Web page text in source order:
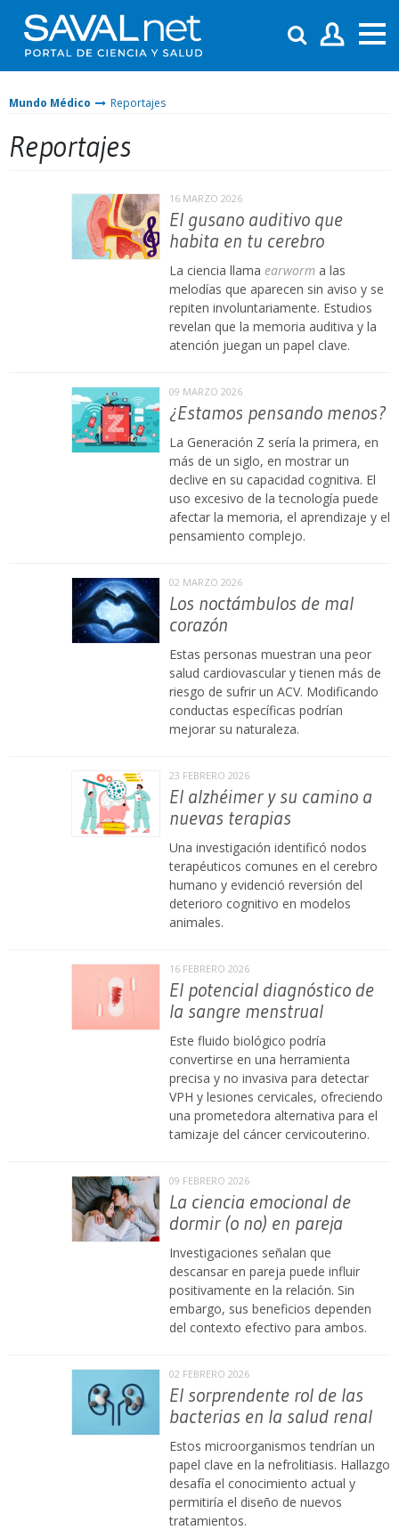
Mundo Médico Reportajes
Reportajes
16 MARZO 2026
El gusano auditivo que
habita en tu cerebro
La ciencia llama earworm a las
melodías que aparecen sin aviso y se
repiten involuntariamente. Estudios
revelan que la memoria auditiva y la
atención juegan un papel clave.
09 MARZO 2026
¿Estamos pensando menos?
La Generación Z sería la primera, en
más de un siglo, en mostrar un
declive en su capacidad cognitiva. El
uso excesivo de la tecnología puede
afectar la memoria, el aprendizaje y el
pensamiento complejo.
02 MARZO 2026
Los noctámbulos de mal
corazón
Estas personas muestran una peor
salud cardiovascular y tienen más de
riesgo de sufrir un ACV. Modificando
conductas específicas podrían
mejorar su naturaleza.
23 FEBRERO 2026
El alzhéimer y su camino a
nuevas terapias
Una investigación identificó nodos
terapéuticos comunes en el cerebro
humano y evidenció reversión del
deterioro cognitivo en modelos
animales.
16 FEBRERO 2026
El potencial diagnóstico de
la sangre menstrual
Este fluido biológico podría
convertirse en una herramienta
precisa y no invasiva para detectar
VPH y lesiones cervicales, ofreciendo
una prometedora alternativa para el
tamizaje del cáncer cervicouterino.
09 FEBRERO 2026
La ciencia emocional de
dormir (o no) en pareja
Investigaciones señalan que
descansar en pareja puede influir
positivamente en la relación. Sin
embargo, sus beneficios dependen
del contexto efectivo para ambos.
02 FEBRERO 2026
El sorprendente rol de las
bacterias en la salud renal
Estos microorganismos tendrían un
papel clave en la nefrolitiasis. Hallazgo
desafía el conocimiento actual y
permitiría el diseño de nuevos
tratamientos.